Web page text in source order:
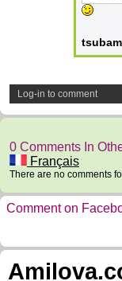
Log-in to comment
0 Comments In
Français
There are no comments
Comment on